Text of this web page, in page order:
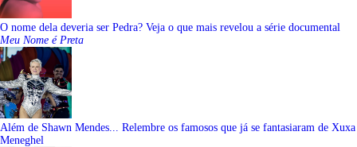
O nome dela deveria ser Pedra? Veja o que mais revelou a série documental
Meu Nome é Preta
Além de Shawn Mendes... Relembre os famosos que já se fantasiaram de Xuxa
Meneghel